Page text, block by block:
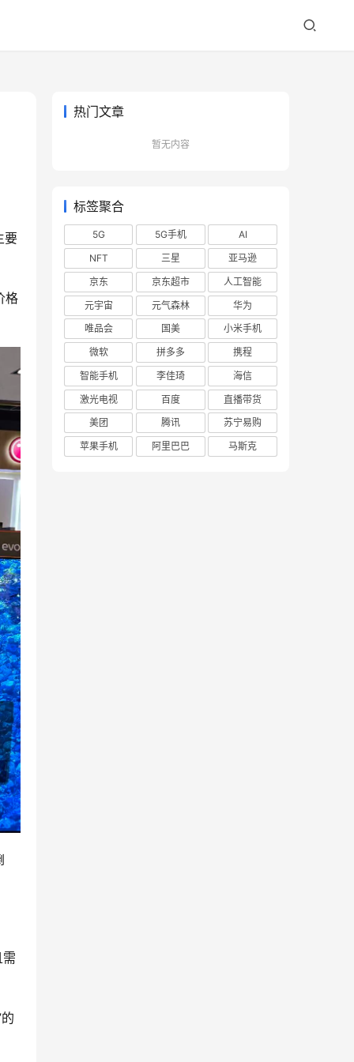
要
格
热门文章
暂无内容
标签聚合
5G 5G手机
AI
NFT
三星
亚马逊
京东
京东超市
人工智能
元宇宙
元气森林
华为
唯品会
国美
小米手机
微软
拼多多
携程
智能手机
李佳琦
海信
激光电视
百度
直播带货
美团
腾讯
苏宁易购
苹果手机
阿里巴巴 马斯克